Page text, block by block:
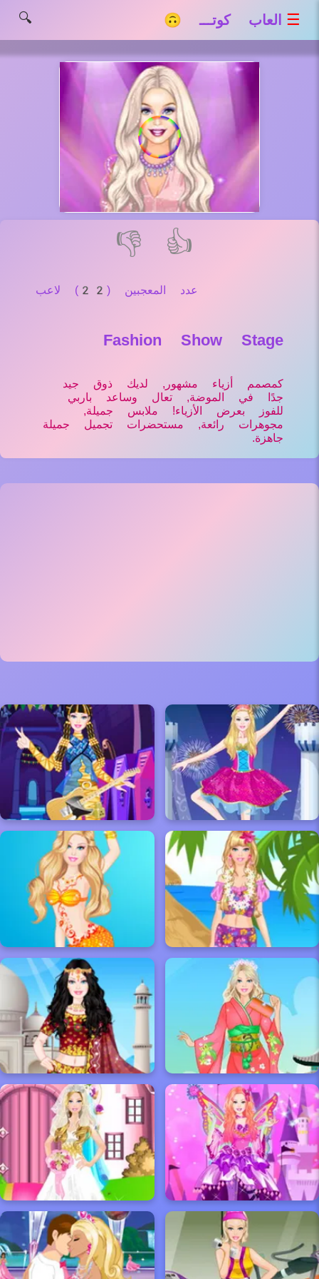
☰ العاب كوتـــ 🙃 🔍
👍
👎
عدد المعجبين (22) لاعب
Fashion Show Stage
كمصمم أزياء مشهور, لديك ذوق جيد
جدًا في الموضة, تعال وساعد باربي
للفوز بعرض الأزياء! ملابس جميلة,
مجوهرات رائعة, مستحضرات تجميل جميلة
جاهزة.